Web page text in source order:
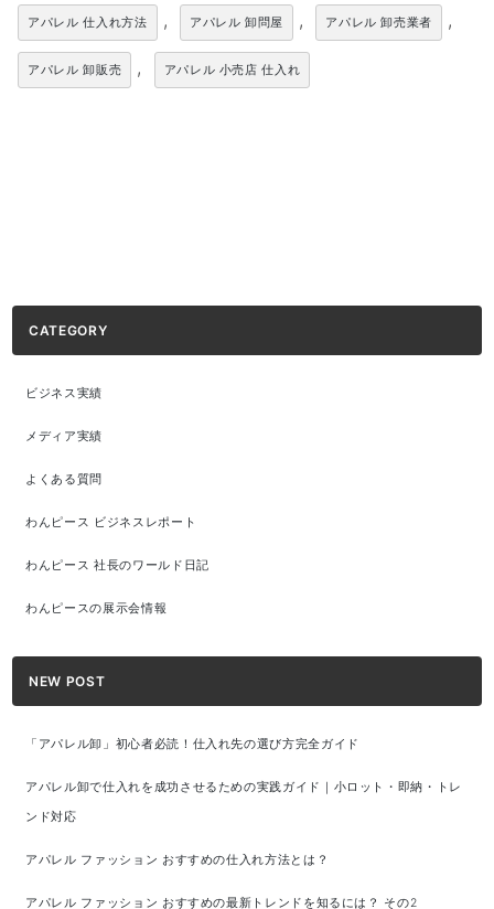
アパレル 仕入れ方法 , アパレル 卸問屋 , アパレル 卸売業者 ,
アパレル 卸販売 , アパレル 小売店 仕入れ
CATEGORY
ビジネス実績
メディア実績
よくある質問
わんピース ビジネスレポート
わんピース 社長のワールド日記
わんピースの展示会情報
NEW POST
「アパレル卸」初心者必読！仕入れ先の選び方完全ガイド
アパレル卸で仕入れを成功させるための実践ガイド｜小ロット・即納・トレ
ンド対応
アパレル ファッション おすすめの仕入れ方法とは？
アパレル ファッション おすすめの最新トレンドを知るには？ その2